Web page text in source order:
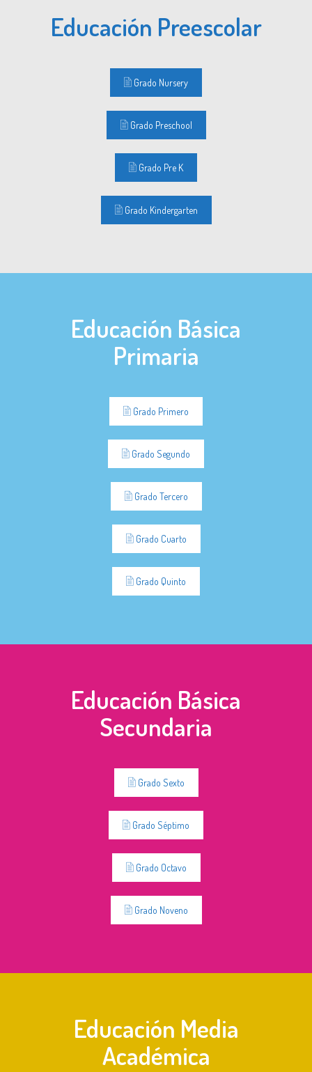
Educación Preescolar
Grado Nursery
Grado Preschool
Grado Pre K
Grado Kindergarten
Educación Básica
Primaria
Grado Primero
Grado Segundo
Grado Tercero
Grado Cuarto
Grado Quinto
Educación Básica
Secundaria
Grado Sexto
Grado Séptimo
Grado Octavo
Grado Noveno
Educación Media
Académica